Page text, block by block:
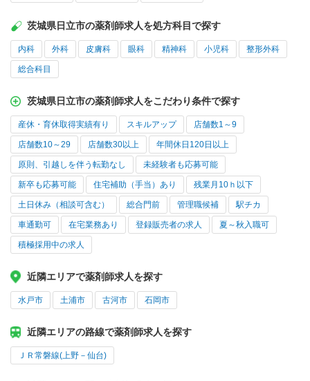
茨城県日立市の薬剤師求人を処方科目で探す
内科 外科 皮膚科 眼科 精神科 小児科 整形外科
総合科目
茨城県日立市の薬剤師求人をこだわり条件で探す
産休・育休取得実績有り スキルアップ 店舗数1～9
店舗数10～29 店舗数30以上 年間休日120日以上
原則、引越しを伴う転勤なし 未経験者も応募可能
新卒も応募可能 住宅補助（手当）あり 残業月10ｈ以下
土日休み（相談可含む） 総合門前 管理職候補 駅チカ
車通勤可 在宅業務あり 登録販売者の求人 夏～秋入職可
積極採用中の求人
近隣エリアで薬剤師求人を探す
水戸市 土浦市 古河市 石岡市
近隣エリアの路線で薬剤師求人を探す
ＪＲ常磐線(上野－仙台)